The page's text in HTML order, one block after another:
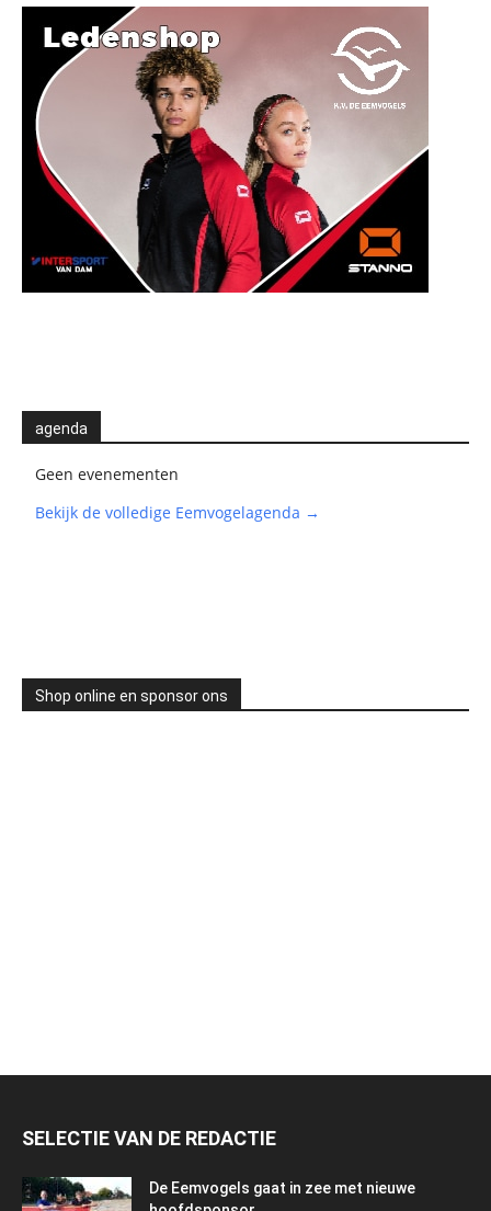
agenda
Geen evenementen
Bekijk de volledige Eemvogelagenda →
Shop online en sponsor ons
SELECTIE VAN DE REDACTIE
De Eemvogels gaat in zee met nieuwe